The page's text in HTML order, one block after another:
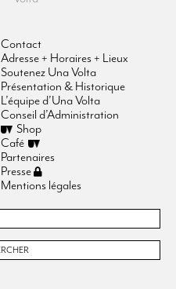
Contact
Adresse + Horaires + Lieux
Soutenez Una Volta
Présentation & Historique
L’équipe d’Una Volta
Conseil d’Administration
Shop
Café
Partenaires
Presse
Mentions légales